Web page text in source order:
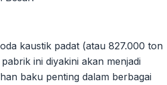
kaustik padat (atau 827.000 ton
ini diyakini akan menjadi
baku penting dalam berbagai